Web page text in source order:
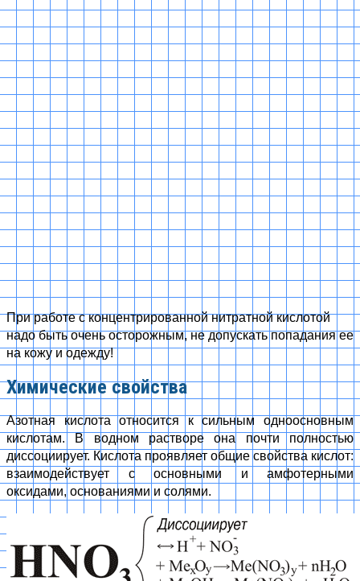
При работе с концентрированной нитратной кислотой
надо быть очень осторожным, не допускать попадания ее
на кожу и одежду!
Химические свойства
Азотная кислота относится к сильным одноосновным
кислотам. В водном растворе она почти полностью
диссоциирует. Кислота проявляет общие свойства кислот:
взаимодействует с основными и амфотерными
оксидами, основаниями и солями.